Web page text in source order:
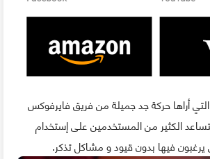
أراها حركة جد جميلة من فريق فايرفوكس
الكثير من المستخدمين على إستخدام
يرغبون فيها بدون قيود و مشاكل تذكر.